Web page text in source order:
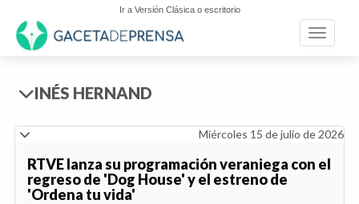
Ir a Versión Clásica o escritorio
Toggle
INÉS HERNAND
Miércoles 15 de julio de 2026
RTVE lanza su programación veraniega con el
regreso de 'Dog House' y el estreno de
'Ordena tu vida'